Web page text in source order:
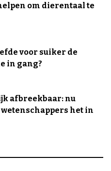
om dierentaal te
voor suiker de
in gang?
afbreekbaar: nu
het in